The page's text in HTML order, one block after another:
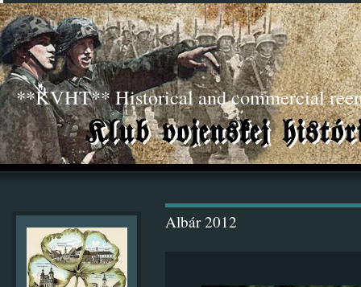
**KVHT** Historical and commercial
Albár 2012